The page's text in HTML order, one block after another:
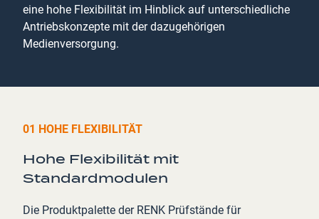
eine hohe Flexibilität im Hinblick auf unterschiedliche
Antriebskonzepte mit der dazugehörigen
Medienversorgung.
01 HOHE FLEXIBILITÄT
Hohe Flexibilität mit
Standardmodulen
Die Produktpalette der RENK Prüfstände für